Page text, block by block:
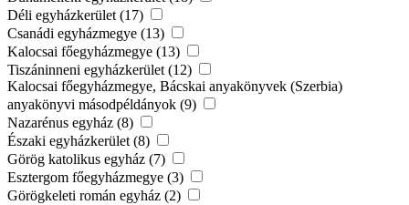
Déli egyházkerület (17)
Csanádi egyházmegye (13)
Kalocsai főegyházmegye (13)
Tiszáninneni egyházkerület (12)
Kalocsai főegyházmegye, Bácskai anyakönyvek (Szerbia)
anyakönyvi másodpéldányok (9)
Nazarénus egyház (8)
Északi egyházkerület (8)
Görög katolikus egyház (7)
Esztergom főegyházmegye (3)
Görögkeleti román egyház (2)